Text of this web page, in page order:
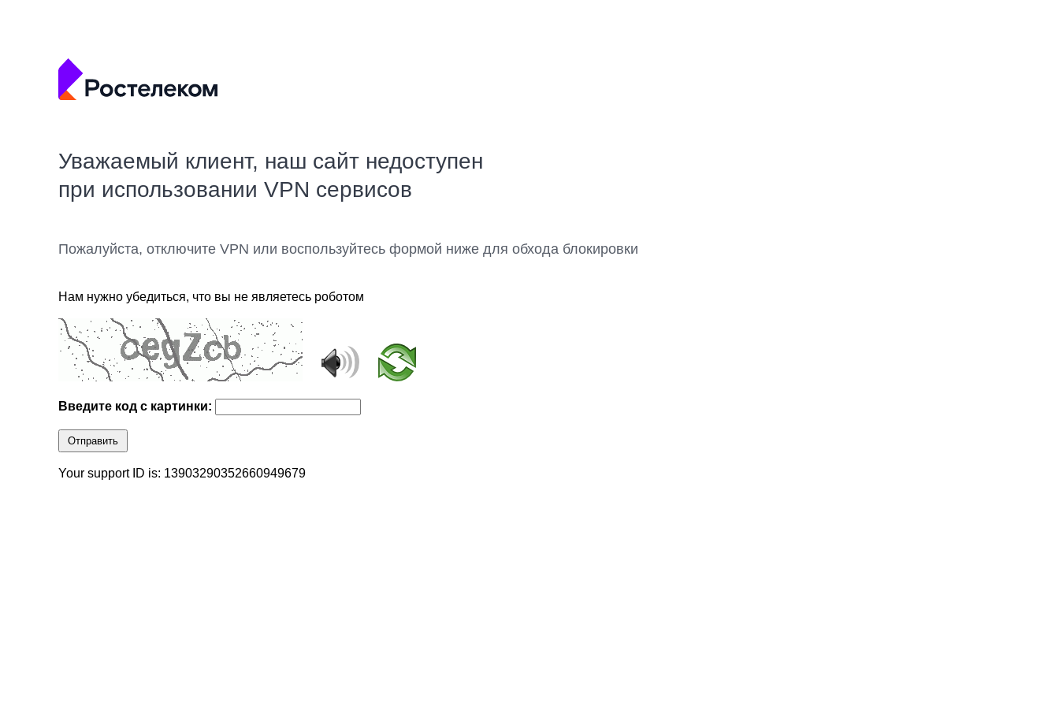
Уважаемый клиент, наш сайт недоступен
при использовании VPN сервисов
Пожалуйста, отключите VPN или воспользуйтесь формой ниже для обхода блокировки
Нам нужно убедиться, что вы не являетесь роботом
Введите код с картинки:
Отправить
Your support ID is: 13903290352660949679